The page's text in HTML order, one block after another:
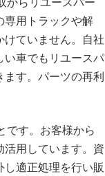
専用トラックや解
けていません。自社
い車でもリユースパ
す。パーツの再利
です。お客様から
活用しています。資
適正処理を行い販